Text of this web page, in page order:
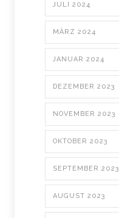
JULI 2024
MÄRZ 2024
JANUAR 2024
DEZEMBER 2023
NOVEMBER 2023
OKTOBER 2023
SEPTEMBER 2023
AUGUST 2023